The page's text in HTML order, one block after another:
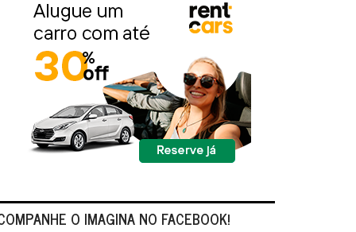
O IMAGINA NO FACEBOOK!